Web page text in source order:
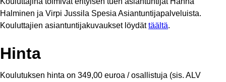
Halminen ja Virpi Jussila Spesia Asiantuntijapalveluista.
Kouluttajien asiantuntijakuvaukset löydättäältä.
Hinta
Koulutuksen hinta on 349,00 euroa / osallistuja (sis. ALV